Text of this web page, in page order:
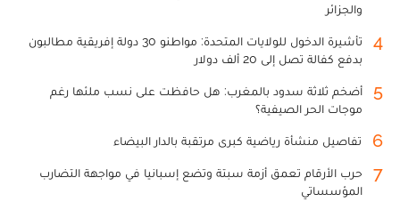
والجزائر
4
تأشيرة الدخول للولايات المتحدة: مواطنو 30 دولة إفريقية مطالبون
بدفع كفالة تصل إلى 20 ألف دولار
5
أضخم ثلاثة سدود بالمغرب: هل حافظت على نسب ملئها رغم
موجات الحر الصيفية؟
6 تفاصيل منشأة رياضية كبرى مرتقبة بالدار البيضاء
7
حرب الأرقام تعمق أزمة سبتة وتضع إسبانيا في مواجهة التضارب
المؤسساتي